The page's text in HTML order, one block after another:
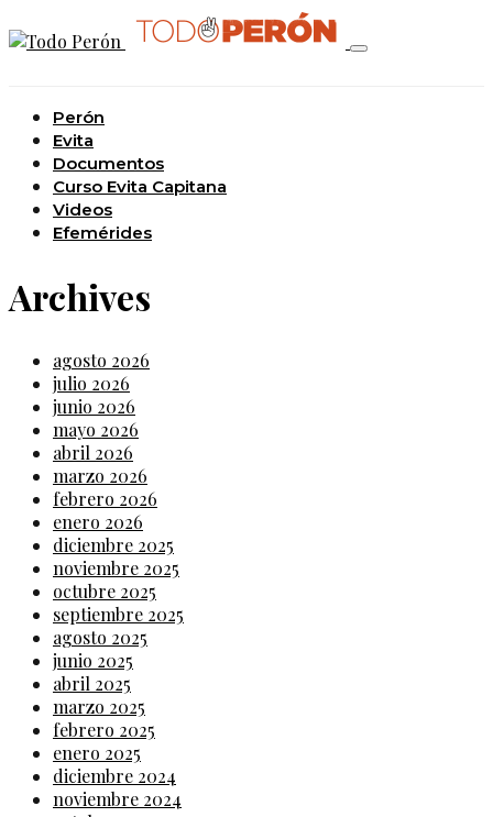
Perón
Evita
Documentos
Curso Evita Capitana
Videos
Efemérides
Archives
agosto 2026
julio 2026
junio 2026
mayo 2026
abril 2026
marzo 2026
febrero 2026
enero 2026
diciembre 2025
noviembre 2025
octubre 2025
septiembre 2025
agosto 2025
junio 2025
abril 2025
marzo 2025
febrero 2025
enero 2025
diciembre 2024
noviembre 2024